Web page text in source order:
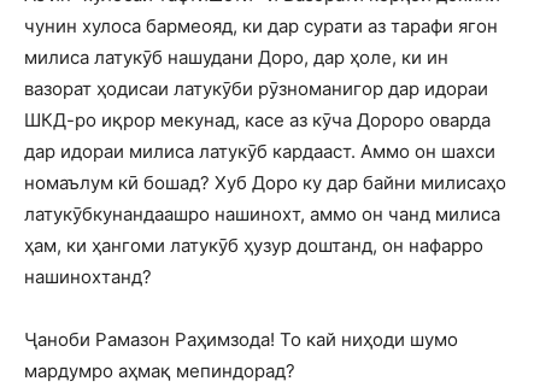
чунин хулоса бармеояд, ки дар сурати аз тарафи ягон
милиса латукӯб нашудани Доро, дар ҳоле, ки ин
вазорат ҳодисаи латукӯби рӯзноманигор дар идораи
ШКД-ро иқрор мекунад, касе аз кӯча Дороро оварда
дар идораи милиса латукӯб кардааст. Аммо он шахси
номаълум кӣ бошад? Хуб Доро ку дар байни милисаҳо
латукӯбкунандаашро нашинохт, аммо он чанд милиса
ҳам, ки ҳангоми латукӯб ҳузур доштанд, он нафарро
нашинохтанд?
Ҷаноби Рамазон Раҳимзода! То кай ниҳоди шумо
мардумро аҳмақ мепиндорад?